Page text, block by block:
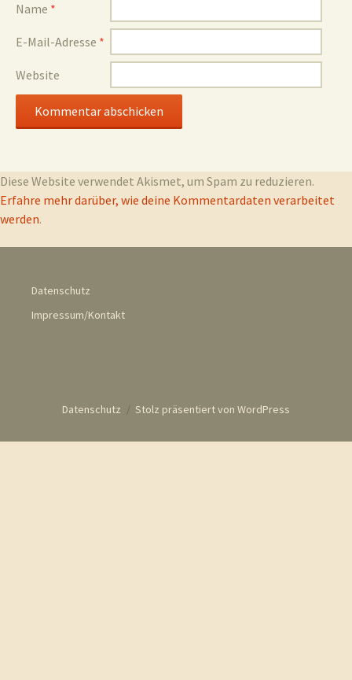
Name *
E-Mail-Adresse *
Website
Diese Website verwendet Akismet, um Spam zu reduzieren.
Erfahre mehr darüber, wie deine Kommentardaten verarbeitet
werden.
Datenschutz
Impressum/Kontakt
Datenschutz Stolz präsentiert von WordPress